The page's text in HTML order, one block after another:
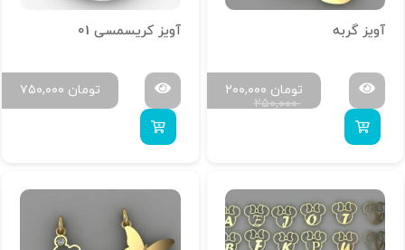
آویز گربه
۲۵۰,۰۰۰
۲۰۰,۰۰۰ تومان
آویز کریسمسی 01
۷۵۰,۰۰۰ تومان